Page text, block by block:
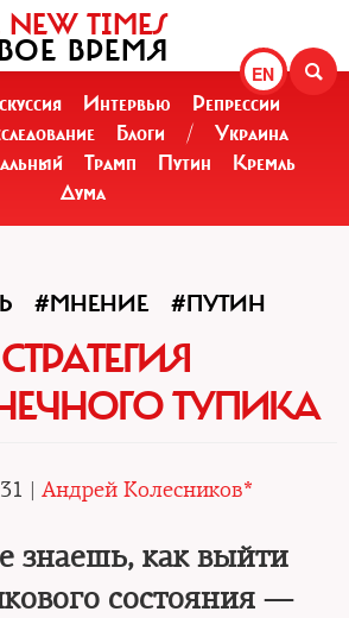
EN
NEW TIMES
ВРЕМЯ
Интервью
Репрессии
Блоги /
Украина
Трамп Путин
Кремль
Дума
#МНЕНИЕ #ПУТИН
СТРАТЕГИЯ
ТУПИКА
| Андрей Колесников*
знаешь, как выйти
состояния —